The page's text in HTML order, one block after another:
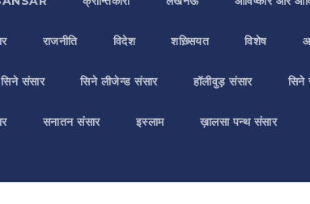
राजनीति विदेश शख़्सियत विशेष
सिने संसार सिने लीजेन्ड संसार हॉलीवुड़ संसार सिने
सनातन संसार इस्लाम ख़ालसा पन्थ संसार